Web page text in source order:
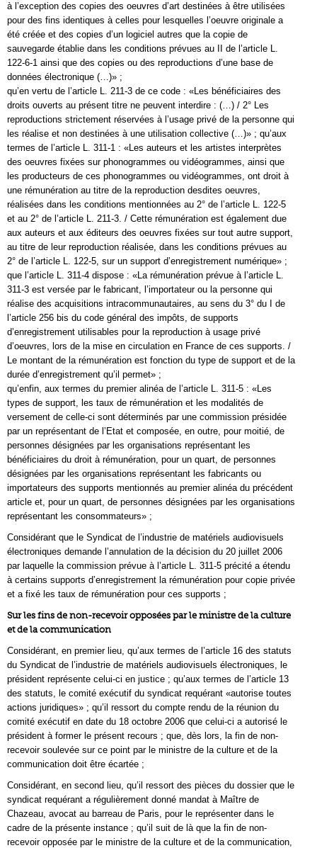
à l’exception des copies des oeuvres d’art destinées à être utilisées
pour des fins identiques à celles pour lesquelles l’oeuvre originale a
été créée et des copies d’un logiciel autres que la copie de
sauvegarde établie dans les conditions prévues au II de l’article L.
122-6-1 ainsi que des copies ou des reproductions d’une base de
données électronique (…)» ;
qu’en vertu de l’article L. 211-3 de ce code : «Les bénéficiaires des
droits ouverts au présent titre ne peuvent interdire : (…) / 2° Les
reproductions strictement réservées à l’usage privé de la personne qui
les réalise et non destinées à une utilisation collective (…)» ; qu’aux
termes de l’article L. 311-1 : «Les auteurs et les artistes interprètes
des oeuvres fixées sur phonogrammes ou vidéogrammes, ainsi que
les producteurs de ces phonogrammes ou vidéogrammes, ont droit à
une rémunération au titre de la reproduction desdites oeuvres,
réalisées dans les conditions mentionnées au 2° de l’article L. 122-5
et au 2° de l’article L. 211-3. / Cette rémunération est également due
aux auteurs et aux éditeurs des oeuvres fixées sur tout autre support,
au titre de leur reproduction réalisée, dans les conditions prévues au
2° de l’article L. 122-5, sur un support d’enregistrement numérique» ;
que l’article L. 311-4 dispose : «La rémunération prévue à l’article L.
311-3 est versée par le fabricant, l’importateur ou la personne qui
réalise des acquisitions intracommunautaires, au sens du 3° du I de
l’article 256 bis du code général des impôts, de supports
d’enregistrement utilisables pour la reproduction à usage privé
d’oeuvres, lors de la mise en circulation en France de ces supports. /
Le montant de la rémunération est fonction du type de support et de la
durée d’enregistrement qu’il permet» ;
qu’enfin, aux termes du premier alinéa de l’article L. 311-5 : «Les
types de support, les taux de rémunération et les modalités de
versement de celle-ci sont déterminés par une commission présidée
par un représentant de l’Etat et composée, en outre, pour moitié, de
personnes désignées par les organisations représentant les
bénéficiaires du droit à rémunération, pour un quart, de personnes
désignées par les organisations représentant les fabricants ou
importateurs des supports mentionnés au premier alinéa du précédent
article et, pour un quart, de personnes désignées par les organisations
représentant les consommateurs» ;
Considérant que le Syndicat de l’industrie de matériels audiovisuels
électroniques demande l’annulation de la décision du 20 juillet 2006
par laquelle la commission prévue à l’article L. 311-5 précité a étendu
à certains supports d’enregistrement la rémunération pour copie privée
et a fixé les taux de rémunération pour ces supports ;
Sur les fins de non-recevoir opposées par le ministre de la culture
et de la communication
Considérant, en premier lieu, qu’aux termes de l’article 16 des statuts
du Syndicat de l’industrie de matériels audiovisuels électroniques, le
président représente celui-ci en justice ; qu’aux termes de l’article 13
des statuts, le comité exécutif du syndicat requérant «autorise toutes
actions juridiques» ; qu’il ressort du compte rendu de la réunion du
comité exécutif en date du 18 octobre 2006 que celui-ci a autorisé le
président à former le présent recours ; que, dès lors, la fin de non-
recevoir soulevée sur ce point par le ministre de la culture et de la
communication doit être écartée ;
Considérant, en second lieu, qu’il ressort des pièces du dossier que le
syndicat requérant a régulièrement donné mandat à Maître de
Chazeau, avocat au barreau de Paris, pour le représenter dans le
cadre de la présente instance ; qu’il suit de là que la fin de non-
recevoir opposée par le ministre de la culture et de la communication,